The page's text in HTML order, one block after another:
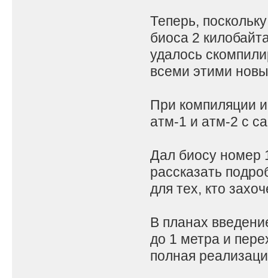
Теперь,
биоса 2
удалось
всеми этими
При компиляции
атм-1 и атм-2 с
Дал биосу номер
рассказать
для тех, кто
В планах
до 1 метра и
полная